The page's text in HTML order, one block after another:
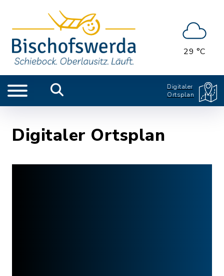
29 °C
Digitaler
Ortsplan
Digitaler Ortsplan